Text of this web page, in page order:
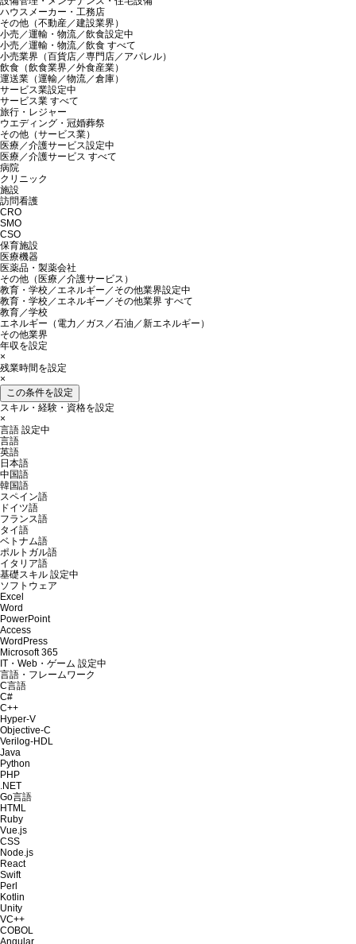
ハウスメーカー・工務店
その他（不動産／建設業界）
小売／運輸・物流／飲食設定中
小売／運輸・物流／飲食 すべて
小売業界（百貨店／専門店／アパレル）
飲食（飲食業界／外食産業）
運送業（運輸／物流／倉庫）
サービス業設定中
サービス業 すべて
旅行・レジャー
ウエディング・冠婚葬祭
その他（サービス業）
医療／介護サービス設定中
医療／介護サービス すべて
病院
クリニック
施設
訪問看護
CRO
SMO
CSO
保育施設
医療機器
医薬品・製薬会社
その他（医療／介護サービス）
教育・学校／エネルギー／その他業界設定中
教育・学校／エネルギー／その他業界 すべて
教育／学校
エネルギー（電力／ガス／石油／新エネルギー）
その他業界
年収を設定
×
残業時間を設定
×
この条件を設定
スキル・経験・資格を設定
×
言語 設定中
言語
英語
日本語
中国語
韓国語
スペイン語
ドイツ語
フランス語
タイ語
ベトナム語
ポルトガル語
イタリア語
基礎スキル 設定中
ソフトウェア
Excel
Word
PowerPoint
Access
WordPress
Microsoft 365
IT・Web・ゲーム 設定中
言語・フレームワーク
C言語
C#
C++
Hyper-V
Objective-C
Verilog-HDL
Java
Python
PHP
.NET
Go言語
HTML
Ruby
Vue.js
CSS
Node.js
React
Swift
Perl
Kotlin
Unity
VC++
COBOL
Angular